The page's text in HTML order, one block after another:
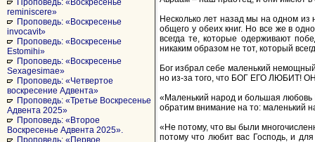
Проповедь: «Воскресенье
reminiscere»
Проповедь: «Воскресенье
invocavit»
Проповедь: «Воскресенье
Estomihi»
Проповедь: «Воскресенье
Sexagesimae»
Проповедь: «Четвертое
воскресение Адвента»
Проповедь: «Третье Воскресенье
Адвента 2025»
Проповедь: «Второе
Воскресенье Адвента 2025».
Проповедь: «Первое
Несколько лет назад мы на одном
общего у обеих книг. Но все же в
всегда те, которые одерживают
никаким образом не тот, который
Бог избрал себе маленький
но из-за того, что БОГ ЕГО ЛЮБИТ!
«Маленький народ и большая любовь
обратим внимание на то: маленький
«Не потому, что вы были
потому что любит вас Господь, и